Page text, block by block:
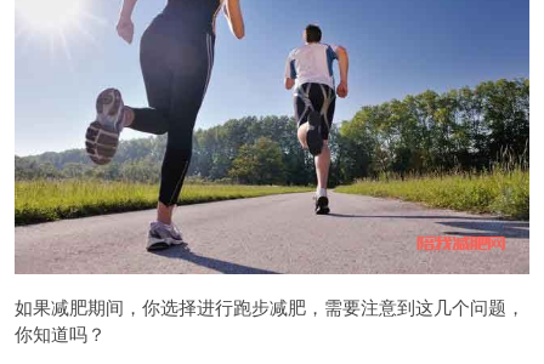
如果减肥期间，你选择进行跑步减肥，需要注意到这几个问题，
你知道吗？